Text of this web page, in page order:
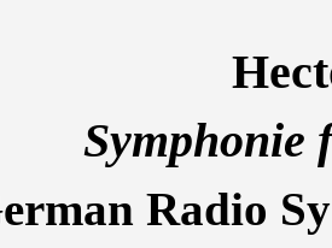
Symphonie
Radio